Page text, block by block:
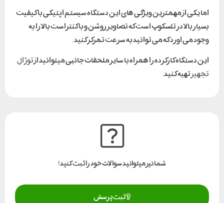
اما یکی از مهمترین ویژگی های این دستگاه سیستم اپتیکی با کیفیت
بسیار بالا در تلسکوپ است که تصاویر روشن و با کنتراست بالا را به
وجود می اورد که می توانید به سرعت تمرکز کنید .
این دستگاه کارکرده را همراه با سایر ملحقات جانبی میتوانید ازتوژال
تجهیزتهیه کنید.
شما نیز میتوانید سوالات خود را ثبت کنید!
ثبت پرسش